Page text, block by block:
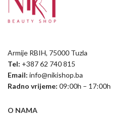
Armije RBIH, 75000 Tuzla
Tel: +387 62 740 815
Email: info@nikishop.ba
Radno vrijeme: 09:00h – 17:00h
O NAMA